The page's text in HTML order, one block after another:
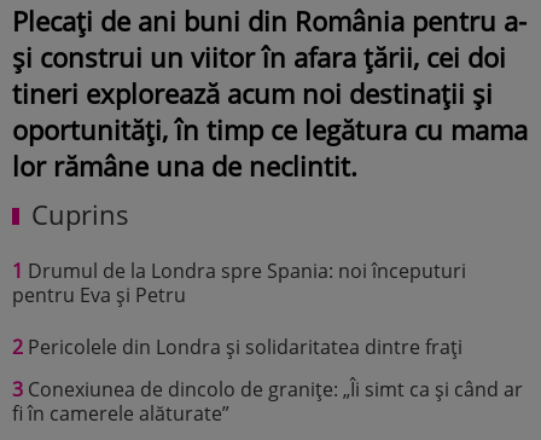
Plecați de ani buni din România pentru a-
și construi un viitor în afara țării, cei doi
tineri explorează acum noi destinații și
oportunități, în timp ce legătura cu mama
lor rămâne una de neclintit.
Cuprins
1 Drumul de la Londra spre Spania: noi începuturi
pentru Eva și Petru
2 Pericolele din Londra și solidaritatea dintre frați
3 Conexiunea de dincolo de granițe: „Îi simt ca și când ar
fi în camerele alăturate”